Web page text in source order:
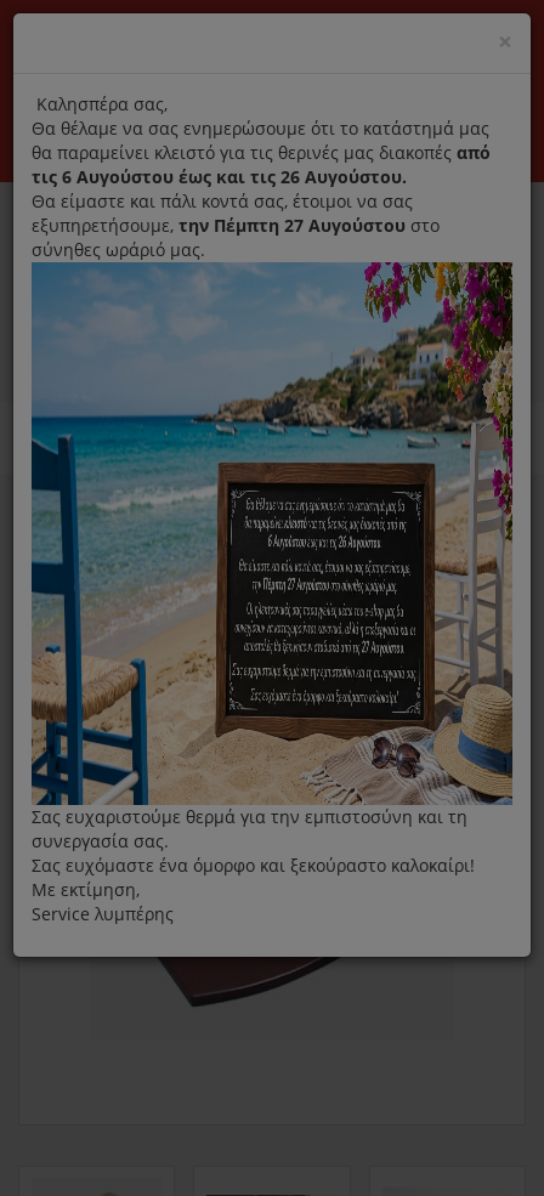
Αποκλειστικά γνήσια ανταλλακτικά
Σύνδεση Εγγραφή Εταιρεία Επικοινωνία
0
Ανταλλακτικά ηλεκτρικών συσκευών MENU
Home
Συσκευές Μαγειρικής
Πέτρα Ψησίματος Gourmet Miele HBS 60
×
title
Καλησπέρα σας,
Θα θέλαμε να σας ενημερώσουμε ότι το κατάστημά μας
θα παραμείνει κλειστό για τις θερινές μας διακοπές από
τις 6 Αυγούστου έως και τις 26 Αυγούστου.
Θα είμαστε και πάλι κοντά σας, έτοιμοι να σας
εξυπηρετήσουμε, την Πέμπτη 27 Αυγούστου στο
σύνηθες ωράριό μας.
Σας ευχαριστούμε θερμά για την εμπιστοσύνη και τη
συνεργασία σας.
Σας ευχόμαστε ένα όμορφο και ξεκούραστο καλοκαίρι!
Με εκτίμηση,
Service λυμπέρης